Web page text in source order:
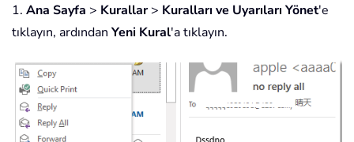
1. Ana Sayfa > Kurallar> Kuralları ve Uyarıları Yönet'e
tıklayın, ardından Yeni Kural'a tıklayın.